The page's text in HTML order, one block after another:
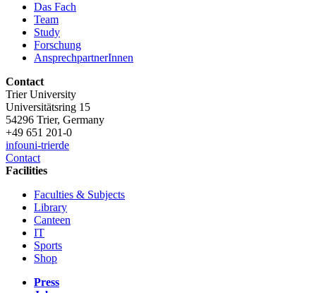
Das Fach
Team
Study
Forschung
AnsprechpartnerInnen
Contact
Trier University
Universitätsring 15
54296 Trier, Germany
+49 651 201-0
infouni-trierde
Contact
Facilities
Faculties & Subjects
Library
Canteen
IT
Sports
Shop
Press